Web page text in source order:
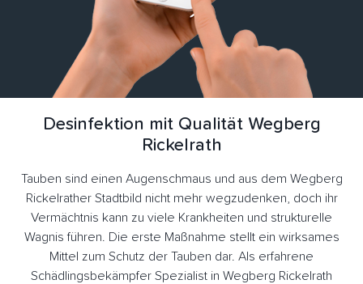
Desinfektion mit Qualität Wegberg
Rickelrath
Tauben sind einen Augenschmaus und aus dem Wegberg
Rickelrather Stadtbild nicht mehr wegzudenken, doch ihr
Vermächtnis kann zu viele Krankheiten und strukturelle
Wagnis führen. Die erste Maßnahme stellt ein wirksames
Mittel zum Schutz der Tauben dar. Als erfahrene
Schädlingsbekämpfer Spezialist in Wegberg Rickelrath